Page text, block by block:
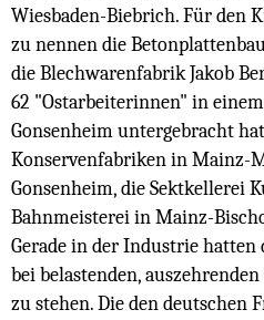
Wiesbaden-Biebrich. Für den
zu nennen die
die Blechwarenfabrik Jakob
62 "Ostarbeiterinnen" in
Gonsenheim untergebracht
Konservenfabriken in Mainz-
Gonsenheim, die Sektkellerei
Bahnmeisterei in Mainz-
Gerade in der Industrie
bei belastenden,
zu stehen. Die den deutschen